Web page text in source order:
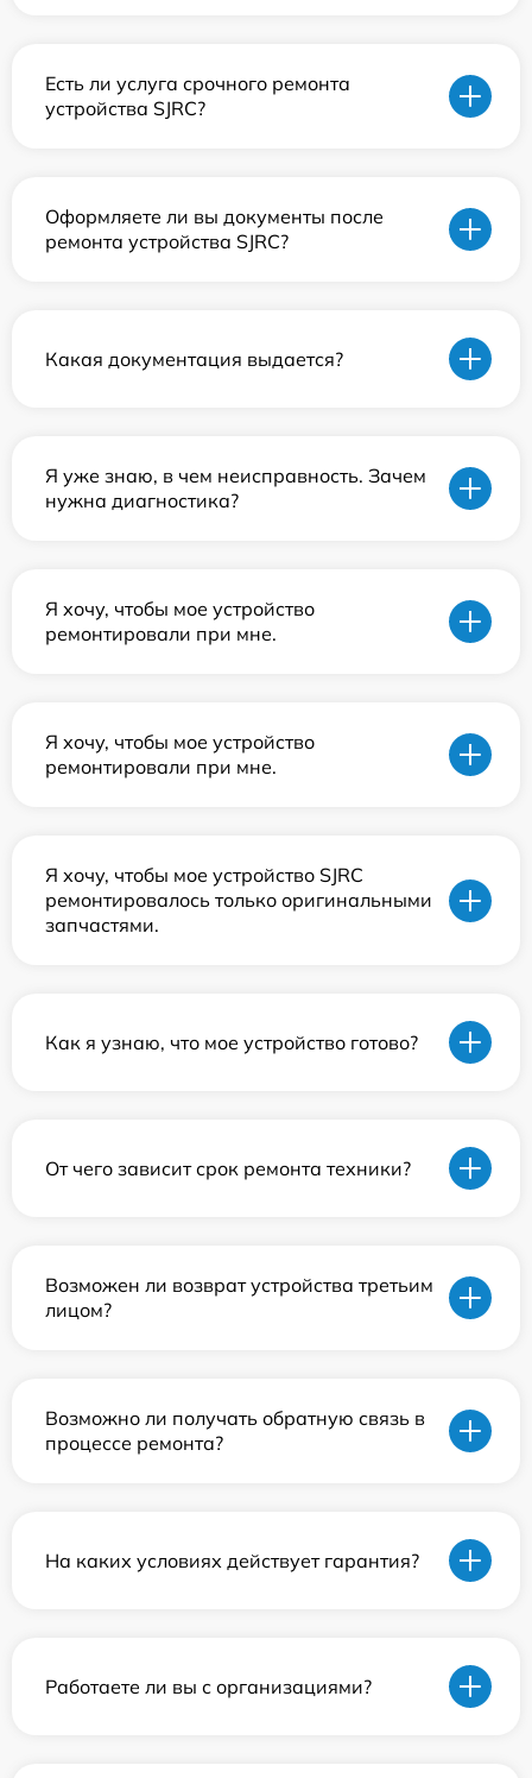
Есть ли услуга срочного ремонта
устройства SJRC?
Оформляете ли вы документы после
ремонта устройства SJRC?
Какая документация выдается?
Я уже знаю, в чем неисправность. Зачем
нужна диагностика?
Я хочу, чтобы мое устройство
ремонтировали при мне.
Я хочу, чтобы мое устройство
ремонтировали при мне.
Я хочу, чтобы мое устройство SJRC
ремонтировалось только оригинальными
запчастями.
Как я узнаю, что мое устройство готово?
От чего зависит срок ремонта техники?
Возможен ли возврат устройства третьим
лицом?
Возможно ли получать обратную связь в
процессе ремонта?
На каких условиях действует гарантия?
Работаете ли вы с организациями?